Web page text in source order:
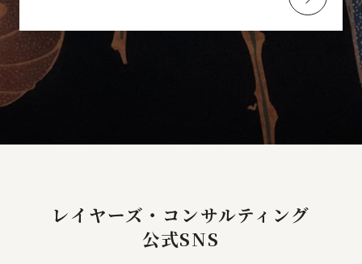
レイヤーズ・コンサルティング
公式SNS